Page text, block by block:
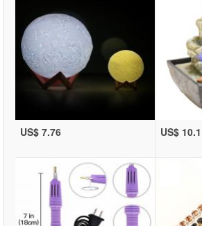
US$ 7.76 US$ 10.1